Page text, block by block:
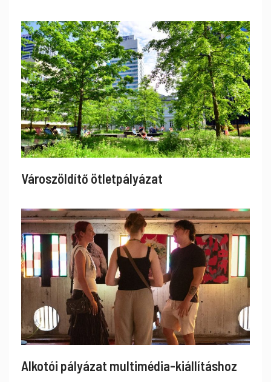
Városzöldítő ötletpályázat
Alkotói pályázat multimédia-kiállításhoz